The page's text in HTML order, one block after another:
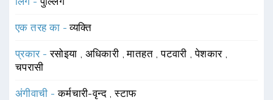
एक तरह का -व्यक्ति
प्रकार -रसोइया अधिकारी ,मातहत ,पटवारी ,पेशकार
चपरासी
अंगीवाची -कर्मचारी-वृन्द ,स्टाफ